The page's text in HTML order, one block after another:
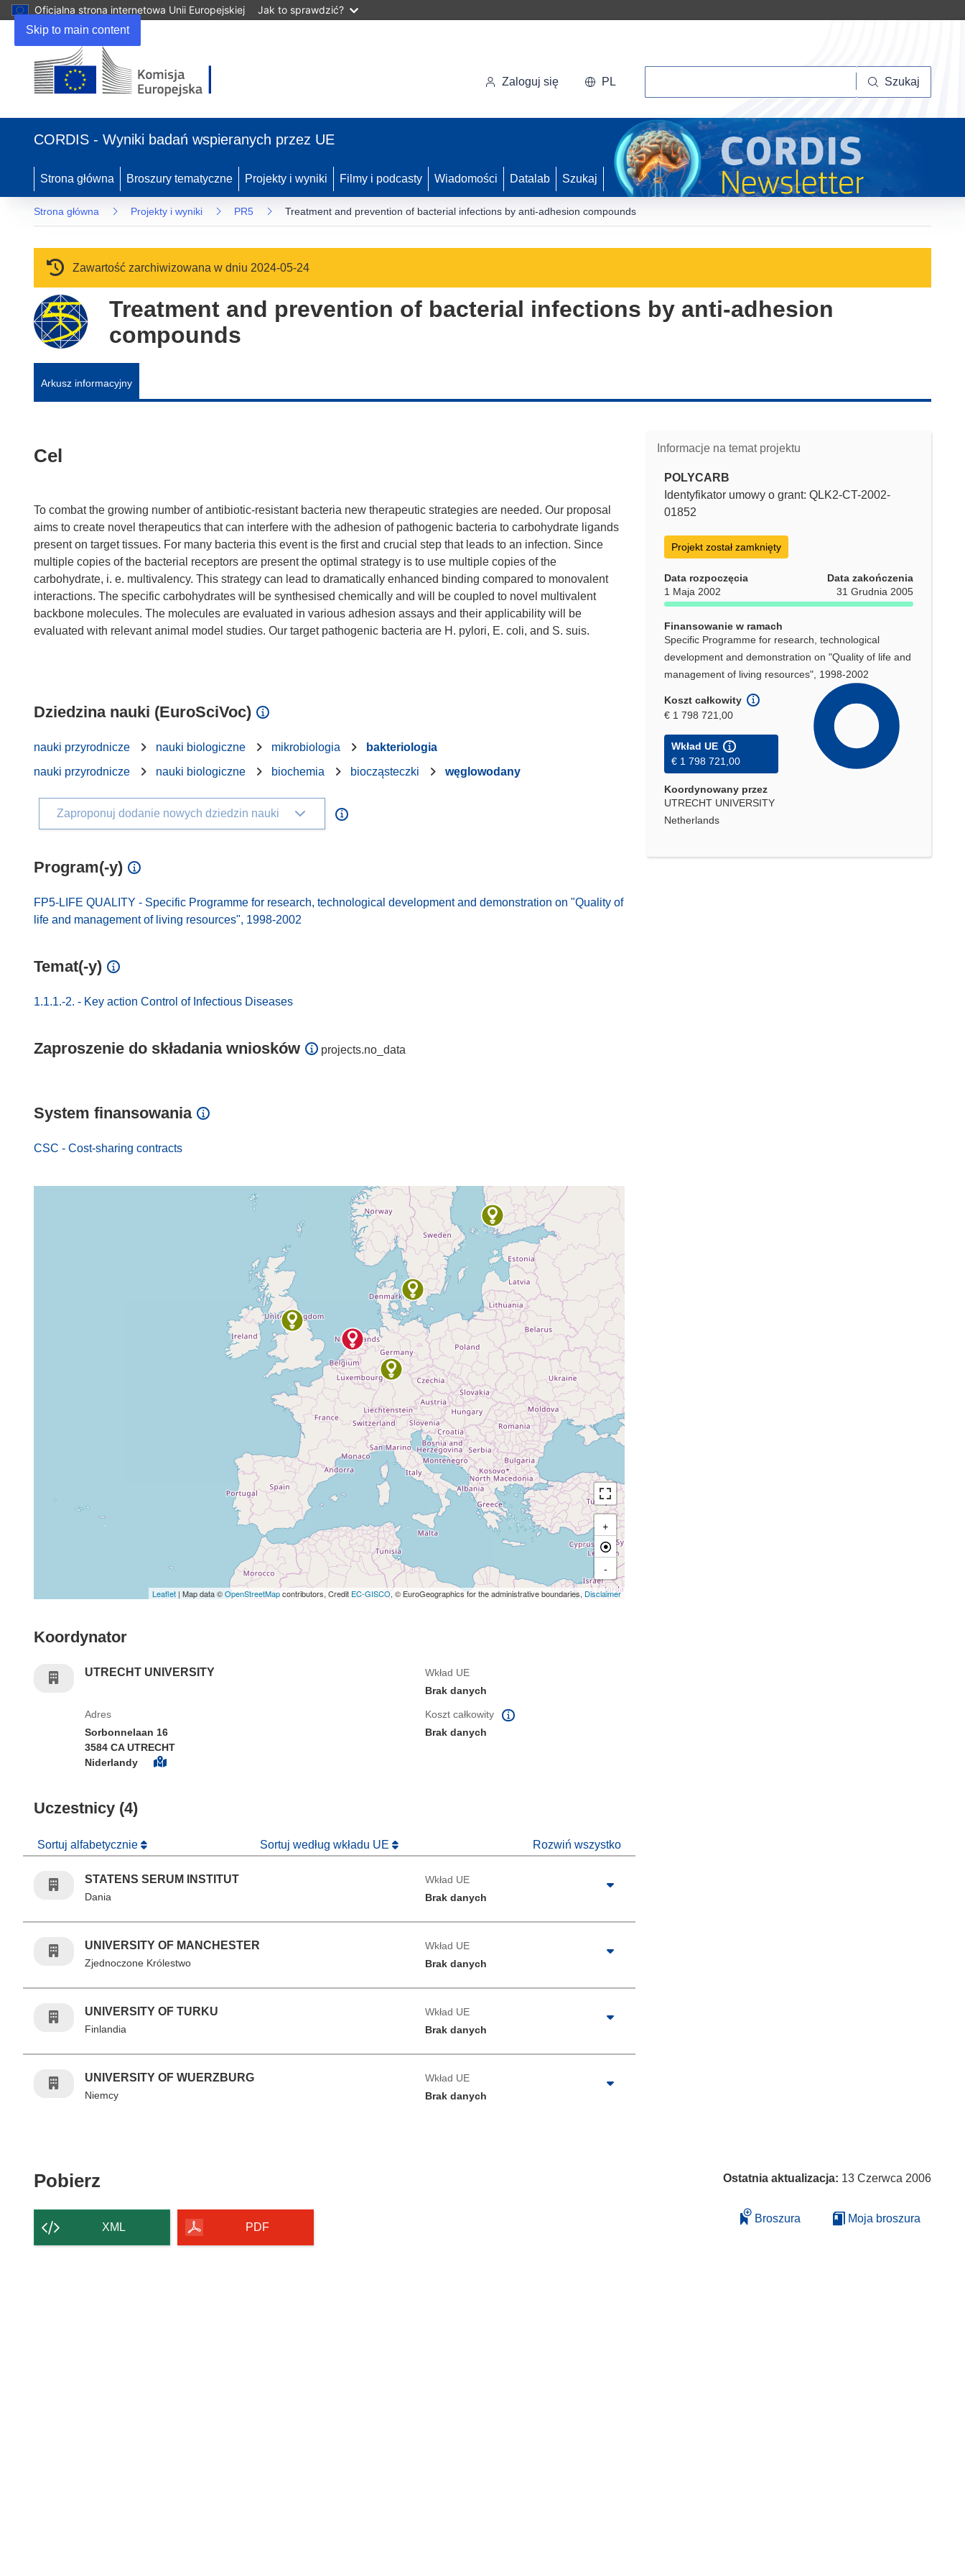
Skip to main content
Oficjalna strona internetowa Unii Europejskiej Jak to sprawdzić?
Zaloguj się PL Szukaj
CORDIS - Wyniki badań wspieranych przez UE
Strona główna Broszury tematyczne Projekty i wyniki Filmy i podcasty Wiadomości Datalab Szukaj
Strona główna Projekty i wyniki PR5 Treatment and prevention of bacterial infections by anti-adhesion compounds
Zawartość zarchiwizowana w dniu 2024-05-24
Treatment and prevention of bacterial infections by anti-adhesion
compounds
Arkusz informacyjny
Informacje na temat projektu
POLYCARB
Identyfikator umowy o grant: QLK2-CT-2002-
01852
Projekt został zamknięty
Data rozpoczęcia
1 Maja 2002
Data zakończenia
31 Grudnia 2005
Finansowanie w ramach
Specific Programme for research, technological
development and demonstration on "Quality of life and
management of living resources", 1998-2002
Koszt całkowity
€ 1 798 721,00
Wkład UE
€ 1 798 721,00
Koordynowany przez
UTRECHT UNIVERSITY
Netherlands
Cel
To combat the growing number of antibiotic-resistant bacteria new therapeutic strategies are needed. Our proposal
aims to create novel therapeutics that can interfere with the adhesion of pathogenic bacteria to carbohydrate ligands
present on target tissues. For many bacteria this event is the first and crucial step that leads to an infection. Since
multiple copies of the bacterial receptors are present the optimal strategy is to use multiple copies of the
carbohydrate, i. e. multivalency. This strategy can lead to dramatically enhanced binding compared to monovalent
interactions. The specific carbohydrates will be synthesised chemically and will be coupled to novel multivalent
backbone molecules. The molecules are evaluated in various adhesion assays and their applicability will be
evaluated with relevant animal model studies. Our target pathogenic bacteria are H. pylori, E. coli, and S. suis.
Dziedzina nauki (EuroSciVoc)
nauki przyrodnicze nauki biologiczne mikrobiologia
bakteriologia
nauki przyrodnicze
nauki biologiczne biochemia biocząsteczki węglowodany
Zaproponuj dodanie nowych dziedzin nauki
Program(-y)
FP5-LIFE QUALITY - Specific Programme for research, technological development and demonstration on "Quality of
life and management of living resources", 1998-2002
Temat(-y)
1.1.1.-2. - Key action Control of Infectious Diseases
Zaproszenie do składania wniosków projects.no_data
System finansowania
CSC - Cost-sharing contracts
+
-
Leaflet | Map data ©OpenStreetMapcontributors, Credit EC-GISCO, © EuroGeographics for the administrative boundaries, Disclaimer
Koordynator
UTRECHT UNIVERSITY
Wkład UE
Brak danych
Adres
Sorbonnelaan 16
3584 CA UTRECHT
Niderlandy
Koszt całkowity
Brak danych
Uczestnicy (4)
Sortuj alfabetycznie Sortuj według wkładu UE Rozwiń wszystko
STATENS SERUM INSTITUT
Dania
Wkład UE
Brak danych
UNIVERSITY OF MANCHESTER
Zjednoczone Królestwo
Wkład UE
Brak danych
UNIVERSITY OF TURKU
Finlandia
Wkład UE
Brak danych
UNIVERSITY OF WUERZBURG
Niemcy
Wkład UE
Brak danych
Pobierz
XML PDF
Ostatnia aktualizacja: 13 Czerwca 2006
Broszura Moja broszura